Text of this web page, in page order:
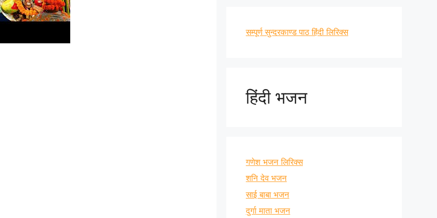
सम्पूर्ण सुन्दरकाण्ड पाठ हिंदी लिरिक्स
हिंदी भजन
गणेश भजन लिरिक्स
शनि देव भजन
साई बाबा भजन
दुर्गा माता भजन